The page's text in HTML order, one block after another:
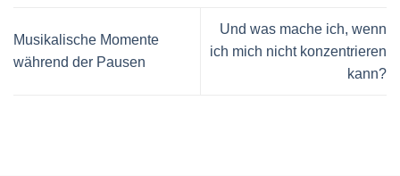
Musikalische Momente
während der Pausen
Und was mache ich, wenn
ich mich nicht konzentrieren
kann?